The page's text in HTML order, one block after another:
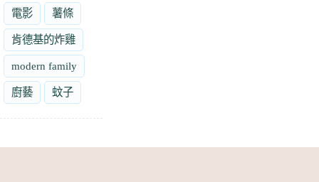
電影 薯條
肯德基的炸雞
modern family
廚藝 蚊子